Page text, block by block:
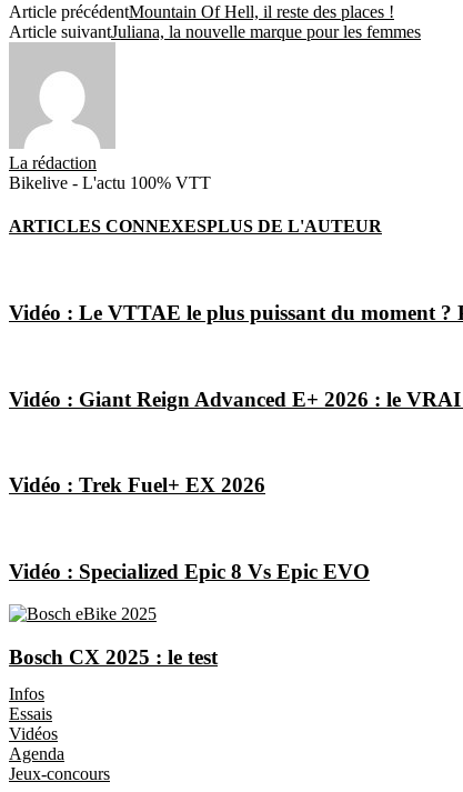
Article précédentMountain Of Hell, il reste des places !
Article suivantJuliana, la nouvelle marque pour les femmes
La rédaction
Bikelive - L'actu 100% VTT
ARTICLES CONNEXESPLUS DE L'AUTEUR
Vidéo : Le VTTAE le plus puissant du moment
Vidéo : Giant Reign Advanced E+ 2026 : le VRAI
Vidéo : Trek Fuel+ EX 2026
Vidéo : Specialized Epic 8 Vs Epic EVO
Bosch CX 2025 : le test
Infos
Essais
Vidéos
Agenda
Jeux-concours